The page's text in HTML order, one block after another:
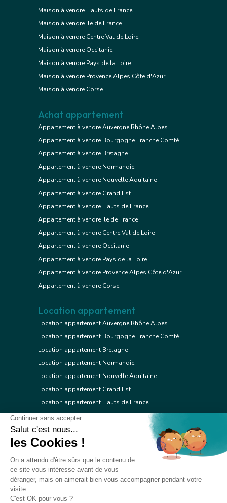
Maison à vendre Hauts de France
Maison à vendre Ile de France
Maison à vendre Centre Val de Loire
Maison à vendre Occitanie
Maison à vendre Pays de la Loire
Maison à vendre Provence Alpes Côte d'Azur
Maison à vendre Corse
Achat appartement
Appartement à vendre Auvergne Rhône Alpes
Appartement à vendre Bourgogne Franche Comté
Appartement à vendre Bretagne
Appartement à vendre Normandie
Appartement à vendre Nouvelle Aquitaine
Appartement à vendre Grand Est
Appartement à vendre Hauts de France
Appartement à vendre Ile de France
Appartement à vendre Centre Val de Loire
Appartement à vendre Occitanie
Appartement à vendre Pays de la Loire
Appartement à vendre Provence Alpes Côte d'Azur
Appartement à vendre Corse
Location appartement
Location appartement Auvergne Rhône Alpes
Location appartement Bourgogne Franche Comté
Location appartement Bretagne
Location appartement Normandie
Location appartement Nouvelle Aquitaine
Location appartement Grand Est
Location appartement Hauts de France
Location appartement Ile de France
Location appartement Centre Val de Loire
Location appartement Occitanie
Location appartement Provence Alpes Côte d'Azur
Location appartement Corse